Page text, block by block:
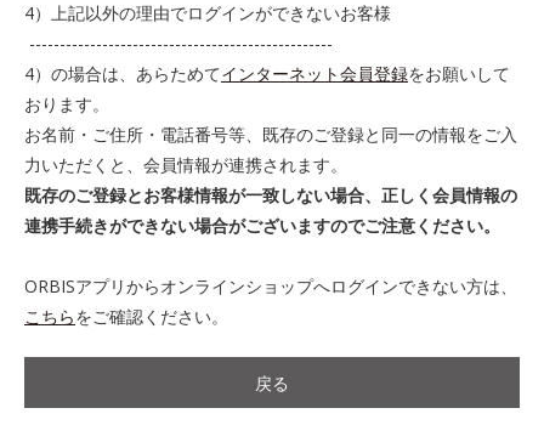
4）上記以外の理由でログインができないお客様
--------------------------------------------------
4）の場合は、あらためてインターネット会員登録をお願いして
おります。
お名前・ご住所・電話番号等、既存のご登録と同一の情報をご入
力いただくと、会員情報が連携されます。
既存のご登録とお客様情報が一致しない場合、正しく会員情報の
連携手続きができない場合がございますのでご注意ください。
ORBISアプリからオンラインショップへログインできない方は、
こちらをご確認ください。
戻る